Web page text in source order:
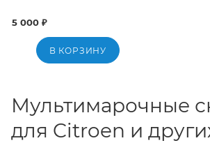
5 000 ₽
В КОРЗИНУ
Мультимарочные
для Citroen и